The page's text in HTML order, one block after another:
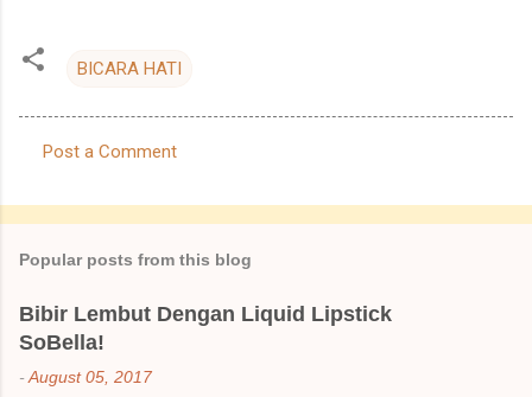
BICARA HATI
o
m
e
n
t
Post a Comment
Popular posts from this blog
Bibir Lembut Dengan Liquid Lipstick
SoBella!
- August 05, 2017